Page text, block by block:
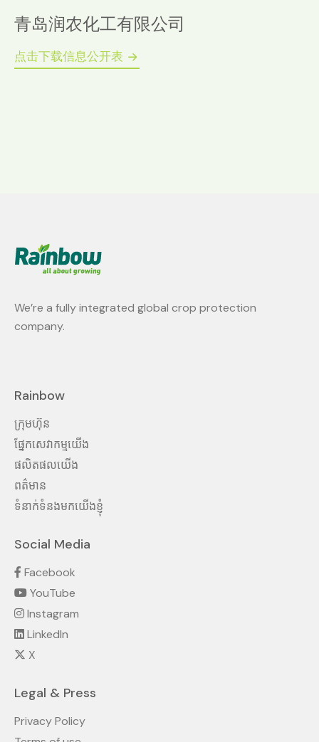
青岛润农化工有限公司
点击下载信息公开表
We’re a fully integrated global crop protection
company.
Rainbow
ក្រុមហ៊ុន
ផ្នែកសេវាកម្មយើង
ផលិតផលយើង
ពត៌មាន
ទំនាក់ទំនងមកយើងខ្ញុំ
Social Media
Facebook
YouTube
Instagram
LinkedIn
X
Legal & Press
Privacy Policy